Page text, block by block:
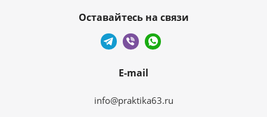
Оставайтесь на связи
E-mail
info@praktika63.ru